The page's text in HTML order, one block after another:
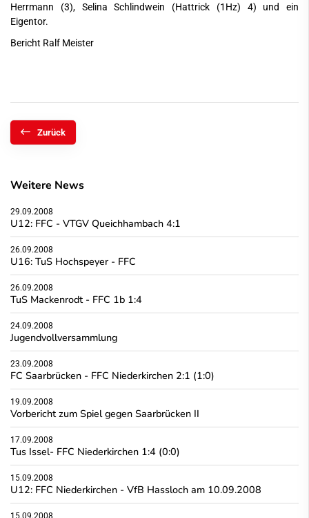
Herrmann (3), Selina Schlindwein (Hattrick (1Hz) 4) und ein
Eigentor.
Bericht Ralf Meister
Zurück
Weitere News
29.09.2008
U12: FFC - VTGV Queichhambach 4:1
26.09.2008
U16: TuS Hochspeyer - FFC
26.09.2008
TuS Mackenrodt - FFC 1b 1:4
24.09.2008
Jugendvollversammlung
23.09.2008
FC Saarbrücken - FFC Niederkirchen 2:1 (1:0)
19.09.2008
Vorbericht zum Spiel gegen Saarbrücken II
17.09.2008
Tus Issel- FFC Niederkirchen 1:4 (0:0)
15.09.2008
U12: FFC Niederkirchen - VfB Hassloch am 10.09.2008
15.09.2008